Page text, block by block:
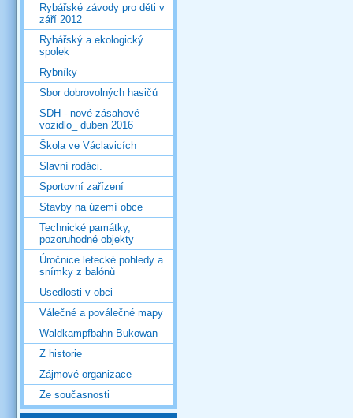
Rybářské závody pro děti v
září 2012
Rybářský a ekologický
spolek
Rybníky
Sbor dobrovolných hasičů
SDH - nové zásahové
vozidlo_ duben 2016
Škola ve Václavicích
Slavní rodáci.
Sportovní zařízení
Stavby na území obce
Technické památky,
pozoruhodné objekty
Úročnice letecké pohledy a
snímky z balónů
Usedlosti v obci
Válečné a poválečné mapy
Waldkampfbahn Bukowan
Z historie
Zájmové organizace
Ze současnosti